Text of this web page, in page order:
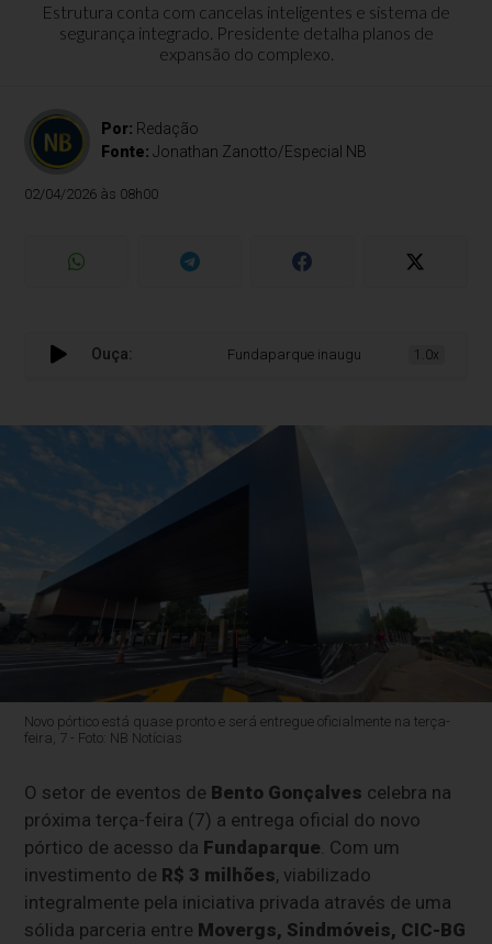
Estrutura conta com cancelas inteligentes e sistema de
segurança integrado. Presidente detalha planos de
expansão do complexo.
Por: Redação
Fonte:Jonathan Zanotto/Especial NB
02/04/2026 às 08h00
Ouça: Fundaparque inaugura pórtico de R$ 3
1.0x
Novo pórtico está quase pronto e será entregue oficialmente na terça-
feira, 7 - Foto: NB Notícias
O setor de eventos de Bento Gonçalves celebra na
próxima terça-feira (7) a entrega oficial do novo
pórtico de acesso da Fundaparque . Com um
investimento de R$ 3 milhões, viabilizado
integralmente pela iniciativa privada através de uma
sólida parceria entre Movergs, Sindmóveis, CIC-BG